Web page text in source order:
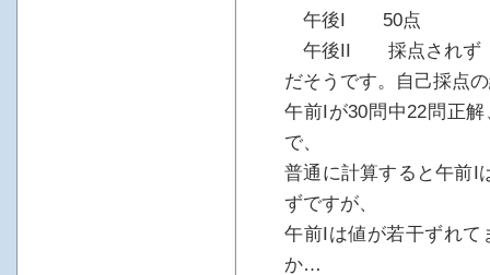
午後I 50点
午後II 採点されず
だそうです。自己採点
午前Iが30問中22問正
で、
普通に計算すると午前I
ずですが、
午前Iは値が若干ずれて
か…